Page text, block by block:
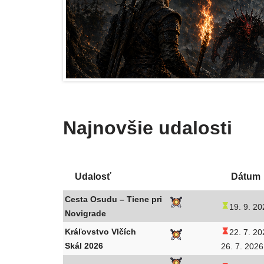
Najnovšie udalosti
Udalosť Dátum
Cesta Osudu – Tiene pri
Novigrade
19. 9.
Kráľovstvo Vlčích
Skál 2026
22. 7.
26. 7. 2026